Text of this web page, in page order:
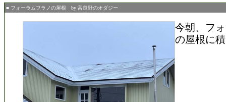
■ フォーラムフラノの屋根 by 富良野のオダジー
今朝、フ
の屋根に